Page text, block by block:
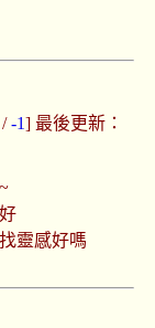
/-1] 最後更新：
靈感好嗎